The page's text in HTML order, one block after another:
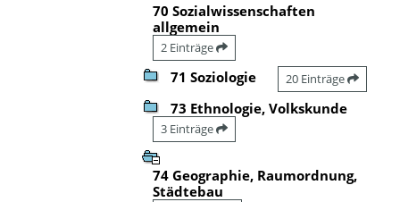
70 Sozialwissenschaften
allgemein
2 Einträge
71 Soziologie 20 Einträge
73 Ethnologie, Volkskunde
3 Einträge
74 Geographie, Raumordnung,
Städtebau